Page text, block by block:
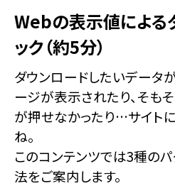
Webの表示値による
ック（約5分）
ダウンロードしたいデータ
ージが表示されたり、そも
が押せなかったり…サイト
ね。
このコンテンツでは3種の
法をご案内します。